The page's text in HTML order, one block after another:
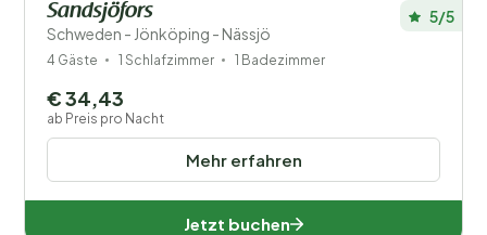
Sandsjöfors
Schweden - Jönköping - Nässjö
5/5
4 Gäste 1 Schlafzimmer 1 Badezimmer
Mehr erfahren
€ 34,43
ab Preis pro Nacht
Jetzt buchen